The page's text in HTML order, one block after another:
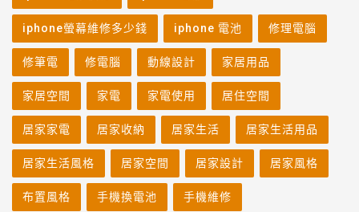
iphone螢幕維修多少錢 iphone 電池 修理電腦
修筆電 修電腦 動線設計 家居用品
家居空間 家電 家電使用 居住空間
居家家電 居家收納 居家生活 居家生活用品
居家生活風格 居家空間 居家設計 居家風格
布置風格 手機換電池 手機維修